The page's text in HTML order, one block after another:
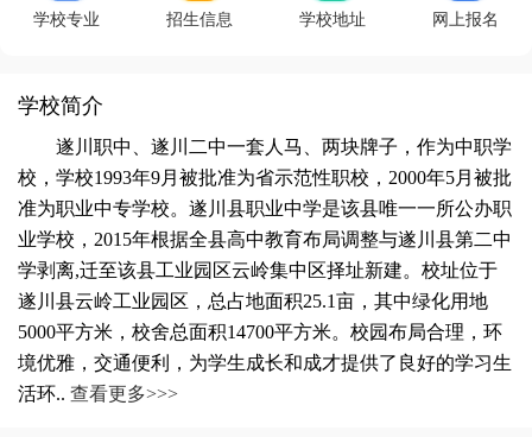
学校专业 招生信息 学校地址 网上报名
学校简介
遂川职中、遂川二中一套人马、两块牌子，作为中职学
校，学校1993年9月被批准为省示范性职校，2000年5月被批
准为职业中专学校。遂川县职业中学是该县唯一一所公办职
业学校，2015年根据全县高中教育布局调整与遂川县第二中
学剥离,迁至该县工业园区云岭集中区择址新建。校址位于
遂川县云岭工业园区，总占地面积25.1亩，其中绿化用地
5000平方米，校舍总面积14700平方米。校园布局合理，环
境优雅，交通便利，为学生成长和成才提供了良好的学习生
活环.. 查看更多>>>